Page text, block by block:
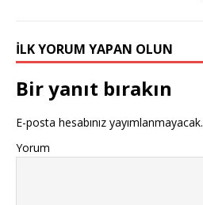
İLK YORUM YAPAN OLUN
Bir yanıt bırakın
E-posta hesabınız yayımlanmayacak.
Yorum